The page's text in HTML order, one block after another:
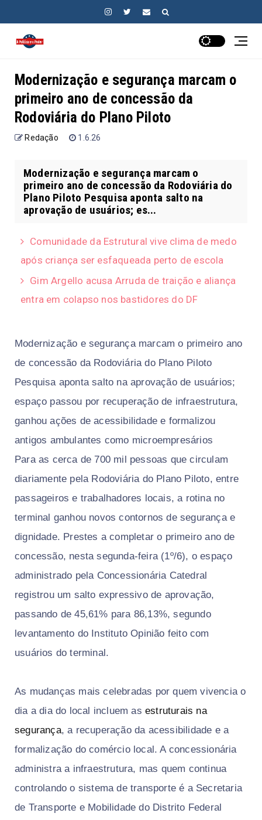
Modernização e segurança marcam o
primeiro ano de concessão da
Rodoviária do Plano Piloto
Redação 1.6.26
Modernização e segurança marcam o
primeiro ano de concessão da Rodoviária do
Plano Piloto Pesquisa aponta salto na
aprovação de usuários; es...
Comunidade da Estrutural vive clima de medo
após criança ser esfaqueada perto de escola
Gim Argello acusa Arruda de traição e aliança
entra em colapso nos bastidores do DF
Modernização e segurança marcam o primeiro ano
de concessão da Rodoviária do Plano Piloto
Pesquisa aponta salto na aprovação de usuários;
espaço passou por recuperação de infraestrutura,
ganhou ações de acessibilidade e formalizou
antigos ambulantes como microempresários
Para as cerca de 700 mil pessoas que circulam
diariamente pela Rodoviária do Plano Piloto, entre
passageiros e trabalhadores locais, a rotina no
terminal ganhou novos contornos de segurança e
dignidade. Prestes a completar o primeiro ano de
concessão, nesta segunda-feira (1º/6), o espaço
administrado pela Concessionária Catedral
registrou um salto expressivo de aprovação,
passando de 45,61% para 86,13%, segundo
levantamento do Instituto Opinião feito com
usuários do terminal.
As mudanças mais celebradas por quem vivencia o
dia a dia do local incluem as estruturais na
segurança, a recuperação da acessibilidade e a
formalização do comércio local. A concessionária
administra a infraestrutura, mas quem continua
controlando o sistema de transporte é a Secretaria
de Transporte e Mobilidade do Distrito Federal